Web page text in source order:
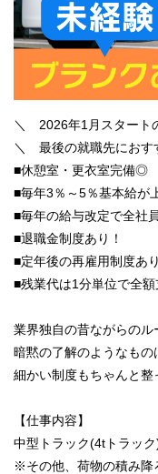
＼ 2026年1月スタート
＼ 最後の就職先にお
■休憩室・更衣室完備◎
■毎年3％～5％基本給が
■毎年の給与改定で全社
■退職金制度あり！
■定年後の再雇用制度あり
■残業代は1分単位で全額
業界独自の昔ながらのル
暗黙の了解のようなもの
細かい制度もちゃんと整
【仕事内容】
中型トラック(4tトラッ
※その他、荷物の積み降